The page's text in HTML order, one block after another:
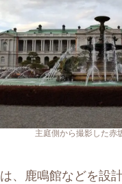
主庭側から撮影した赤
は、鹿鳴館などを設